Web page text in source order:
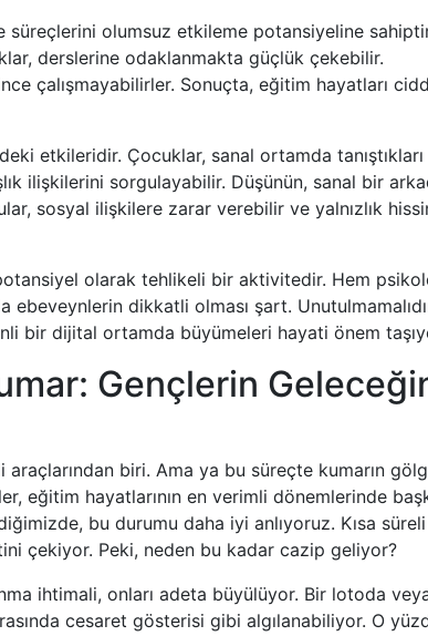
süreçlerini olumsuz etkileme potansiyeline
derslerine odaklanmakta güçlük çekebilir.
çalışmayabilirler. Sonuçta, eğitim hayatları
etkileridir. Çocuklar, sanal ortamda tanıştıkları
ilişkilerini sorgulayabilir. Düşünün, sanal bir
sosyal ilişkilere zarar verebilir ve yalnızlık
olarak tehlikeli bir aktivitedir. Hem
dikkatli olması şart.
bir dijital ortamda büyümeleri hayati önem
Gençlerin
biri. Ama ya bu süreçte kumarın
eğitim hayatlarının en verimli dönemlerinde
bu durumu daha iyi anlıyoruz. Kısa süreli
çekiyor. Peki, neden bu kadar cazip geliyor?
ihtimali, onları adeta büyülüyor. Bir lotoda
cesaret gösterisi gibi algılanabiliyor. O